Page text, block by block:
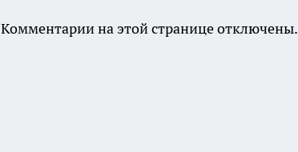
Комментарии на этой странице отключены.